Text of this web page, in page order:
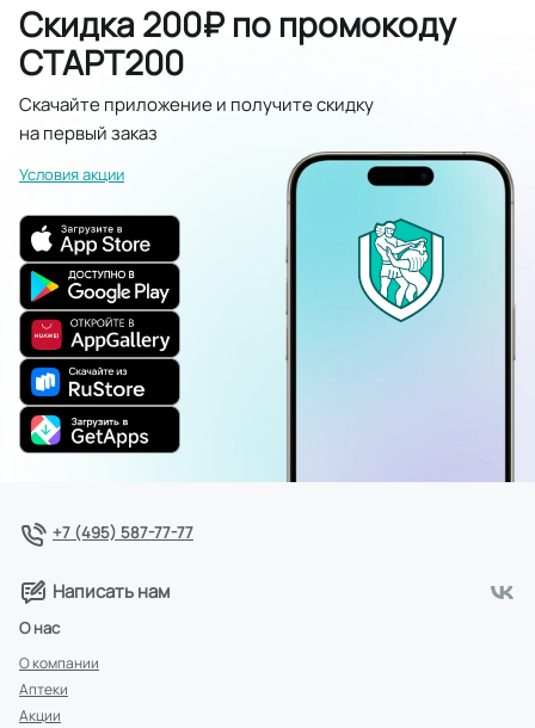
Скидка 200₽ по промокоду
СТАРТ200
Скачайте приложение и получите скидку
на первый заказ
Условия акции
+7 (495) 587-77-77
Написать нам
О нас
О компании
Аптеки
Акции